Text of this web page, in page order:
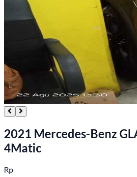
2021 Mercedes-Benz
4Matic
Rp